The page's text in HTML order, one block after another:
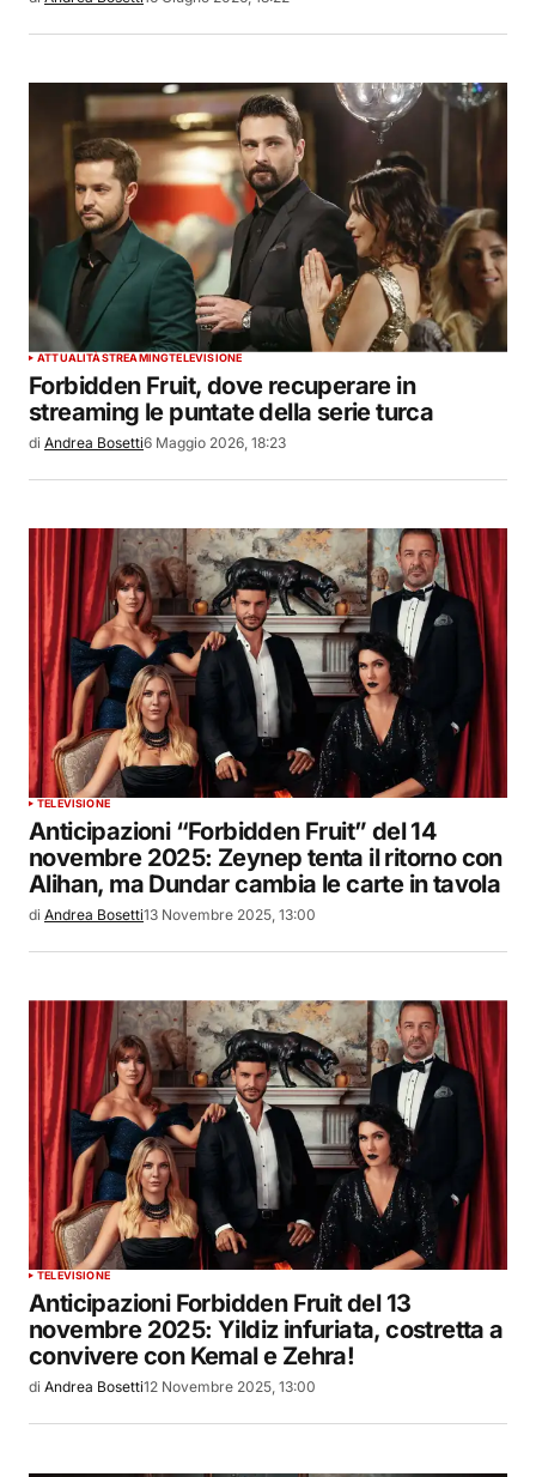
ATTUALITÀSTREAMINGTELEVISIONE
Forbidden Fruit, dove recuperare in
streaming le puntate della serie turca
di Andrea Bosetti6 Maggio 2026, 18:23
TELEVISIONE
Anticipazioni “Forbidden Fruit” del 14
novembre 2025: Zeynep tenta il ritorno con
Alihan, ma Dundar cambia le carte in tavola
di Andrea Bosetti13 Novembre 2025, 13:00
TELEVISIONE
Anticipazioni Forbidden Fruit del 13
novembre 2025: Yildiz infuriata, costretta a
convivere con Kemal e Zehra!
di Andrea Bosetti12 Novembre 2025, 13:00